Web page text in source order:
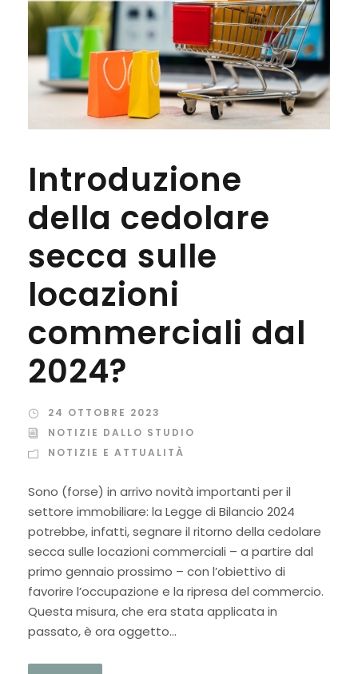
Introduzione
della cedolare
secca sulle
locazioni
commerciali dal
2024?
24 OTTOBRE 2023
NOTIZIE DALLO STUDIO
NOTIZIE E ATTUALITÀ
Sono (forse) in arrivo novità importanti per il
settore immobiliare: la Legge di Bilancio 2024
potrebbe, infatti, segnare il ritorno della cedolare
secca sulle locazioni commerciali – a partire dal
primo gennaio prossimo – con l’obiettivo di
favorire l’occupazione e la ripresa del commercio.
Questa misura, che era stata applicata in
passato, è ora oggetto...